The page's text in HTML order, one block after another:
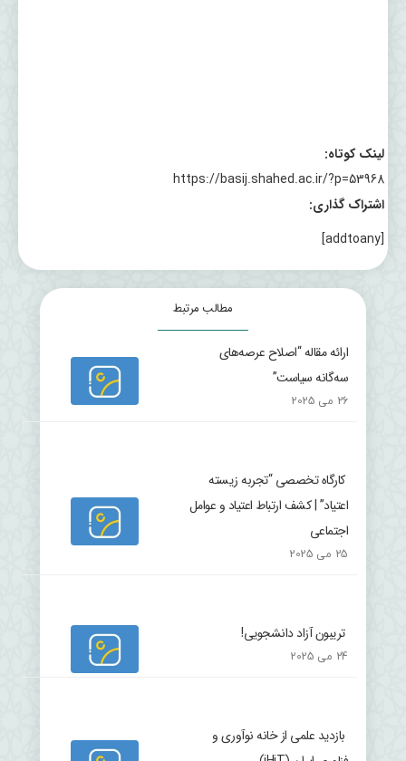
لینک کوتاه:
https://basij.shahed.ac.ir/?p=53968
اشتراک گذاری:
[addtoany]
مطالب مرتبط
ارائه مقاله “اصلاح عرصه‌های
سه‌گانه سیاست”
26 می 2025
کارگاه تخصصی “تجربه زیسته
اعتیاد” | کشف ارتباط اعتیاد و عوامل
اجتماعی
25 می 2025
تریبون آزاد دانشجویی!
24 می 2025
بازدید علمی از خانه نوآوری و